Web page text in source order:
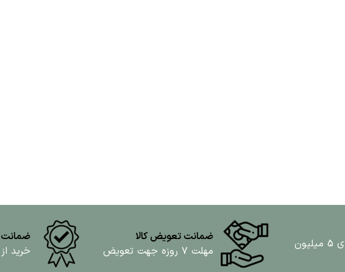
سفارشات بالای 5 میلیون
ضمانت تعویض کالا
مهلت ۷ روزه جهت تعویض
ضمانت
خرید